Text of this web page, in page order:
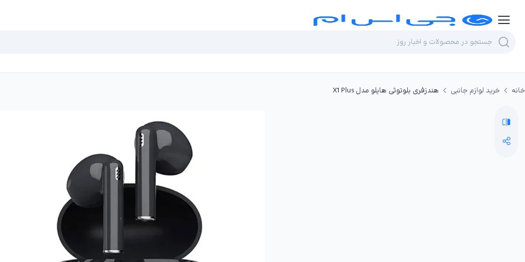
خانه خرید لوازم جانبی هندزفری بلوتوثی هایلو مدل X1 Plus